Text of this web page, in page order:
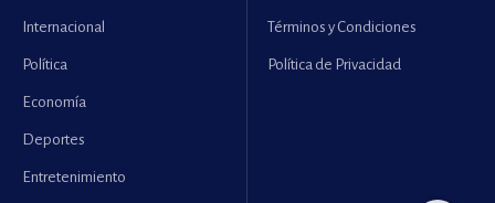
Internacional
Política
Economía
Deportes
Entretenimiento
Términos y Condiciones
Política de Privacidad